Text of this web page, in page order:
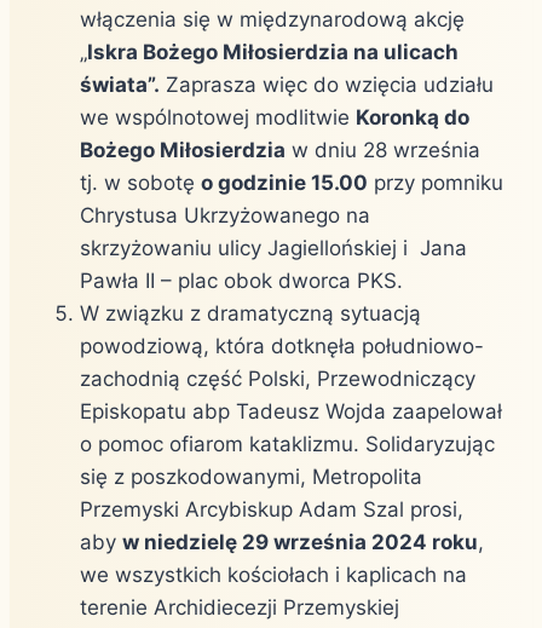
włączenia się w międzynarodową akcję
„Iskra Bożego Miłosierdzia na ulicach
świata”. Zaprasza więc do wzięcia udziału
we wspólnotowej modlitwie Koronką do
Bożego Miłosierdzia w dniu 28 września
tj. w sobotę o godzinie 15.00 przy pomniku
Chrystusa Ukrzyżowanego na
skrzyżowaniu ulicy Jagiellońskiej i Jana
Pawła II – plac obok dworca PKS.
W związku z dramatyczną sytuacją
powodziową, która dotknęła południowo-
zachodnią część Polski, Przewodniczący
Episkopatu abp Tadeusz Wojda zaapelował
o pomoc ofiarom kataklizmu. Solidaryzując
się z poszkodowanymi, Metropolita
Przemyski Arcybiskup Adam Szal prosi,
aby w niedzielę 29 września 2024 roku,
we wszystkich kościołach i kaplicach na
terenie Archidiecezji Przemyskiej